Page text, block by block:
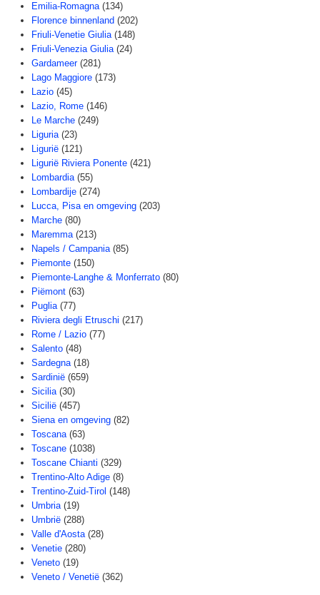
Emilia-Romagna (134)
Florence binnenland (202)
Friuli-Venetie Giulia (148)
Friuli-Venezia Giulia (24)
Gardameer (281)
Lago Maggiore (173)
Lazio (45)
Lazio, Rome (146)
Le Marche (249)
Liguria (23)
Ligurië (121)
Ligurië Riviera Ponente (421)
Lombardia (55)
Lombardije (274)
Lucca, Pisa en omgeving (203)
Marche (80)
Maremma (213)
Napels / Campania (85)
Piemonte (150)
Piemonte-Langhe & Monferrato (80)
Piëmont (63)
Puglia (77)
Riviera degli Etruschi (217)
Rome / Lazio (77)
Salento (48)
Sardegna (18)
Sardinië (659)
Sicilia (30)
Sicilië (457)
Siena en omgeving (82)
Toscana (63)
Toscane (1038)
Toscane Chianti (329)
Trentino-Alto Adige (8)
Trentino-Zuid-Tirol (148)
Umbria (19)
Umbrië (288)
Valle d'Aosta (28)
Venetie (280)
Veneto (19)
Veneto / Venetië (362)